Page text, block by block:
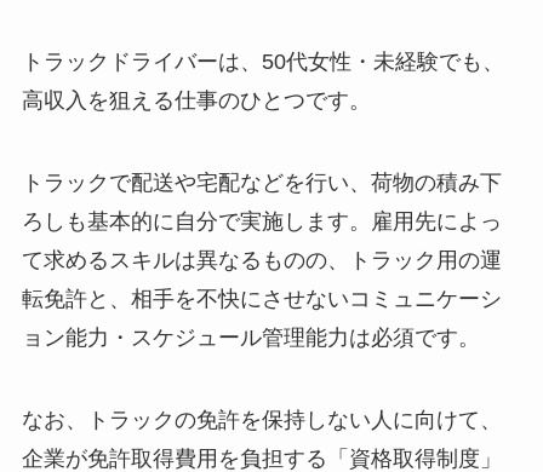
トラックドライバーは、50代女性・未経験でも、
高収入を狙える仕事のひとつです。
トラックで配送や宅配などを行い、荷物の積み下
ろしも基本的に自分で実施します。雇用先によっ
て求めるスキルは異なるものの、トラック用の運
転免許と、相手を不快にさせないコミュニケーシ
ョン能力・スケジュール管理能力は必須です。
なお、トラックの免許を保持しない人に向けて、
企業が免許取得費用を負担する「資格取得制度」